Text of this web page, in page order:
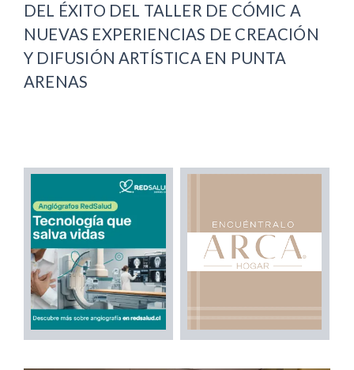
DEL ÉXITO DEL TALLER DE CÓMIC A
NUEVAS EXPERIENCIAS DE CREACIÓN
Y DIFUSIÓN ARTÍSTICA EN PUNTA
ARENAS